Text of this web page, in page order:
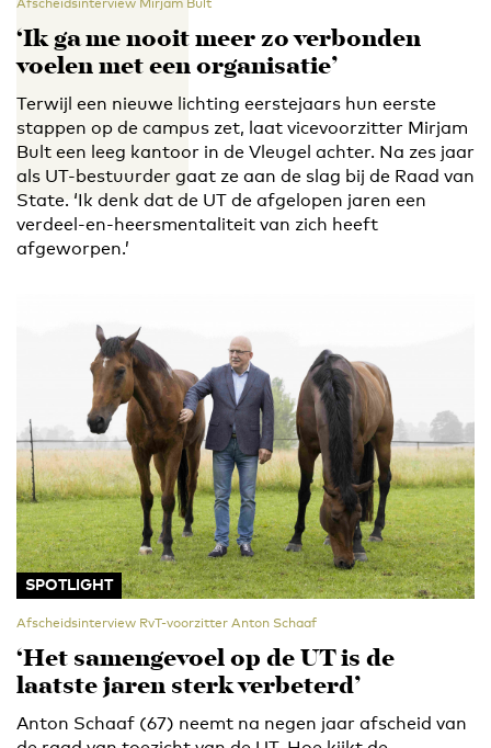
‘Ik ga me nooit meer zo verbonden
voelen met een organisatie’
Terwijl een nieuwe lichting eerstejaars hun eerste
stappen op de campus zet, laat vicevoorzitter Mirjam
Bult een leeg kantoor in de Vleugel achter. Na zes jaar
als UT-bestuurder gaat ze aan de slag bij de Raad van
State. ‘Ik denk dat de UT de afgelopen jaren een
verdeel-en-heersmentaliteit van zich heeft
afgeworpen.’
SPOTLIGHT
Afscheidsinterview RvT-voorzitter Anton Schaaf
‘Het samengevoel op de UT is de
laatste jaren sterk verbeterd’
Anton Schaaf (67) neemt na negen jaar afscheid van